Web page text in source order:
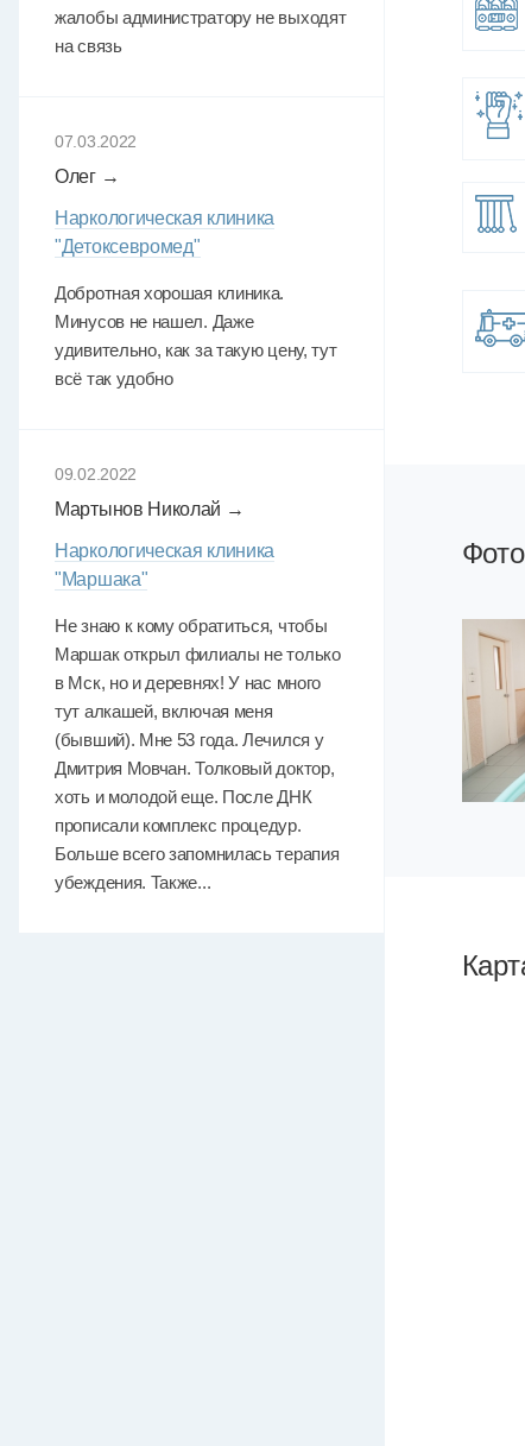
жалобы администратору не выходят
на связь
07.03.2022
Олег →
Наркологическая клиника
"Детоксевромед"
Добротная хорошая клиника.
Минусов не нашел. Даже
удивительно, как за такую цену, тут
всё так удобно
09.02.2022
Мартынов Николай →
Наркологическая клиника
"Маршака"
Не знаю к кому обратиться, чтобы
Маршак открыл филиалы не только
в Мск, но и деревнях! У нас много
тут алкашей, включая меня
(бывший). Мне 53 года. Лечился у
Дмитрия Мовчан. Толковый доктор,
хоть и молодой еще. После ДНК
прописали комплекс процедур.
Больше всего запомнилась терапия
убеждения. Также...